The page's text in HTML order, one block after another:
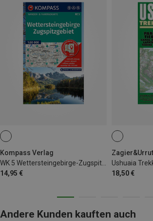
Kompass Verlag
14,95 €
Ushuaia
18,50 €
Andere Kunden kauften auch